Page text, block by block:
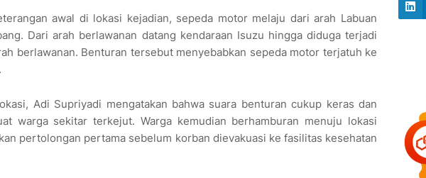
awal di lokasi kejadian, sepeda motor melaju dari arah Labuan
Dari arah berlawanan datang kendaraan Isuzu hingga diduga terjadi
berlawanan. Benturan tersebut menyebabkan sepeda motor terjatuh ke
Adi Supriyadi mengatakan bahwa suara benturan cukup keras dan
warga sekitar terkejut. Warga kemudian berhamburan menuju lokasi
pertolongan pertama sebelum korban dievakuasi ke fasilitas kesehatan